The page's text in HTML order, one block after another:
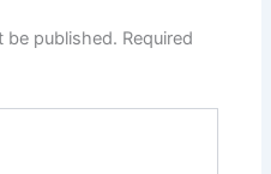
be published. Required